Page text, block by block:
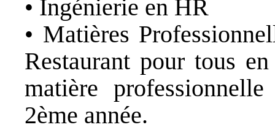
• Ingénierie en HR
• Matières
Restaurant pour tous
matière
2ème année.